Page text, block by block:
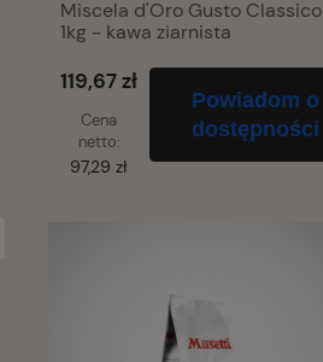
Miscela d'Oro Gusto Classico
1kg - kawa ziarnista
119,67 zł
Cena
netto:
97,29 zł
Powiadom o
dostępności